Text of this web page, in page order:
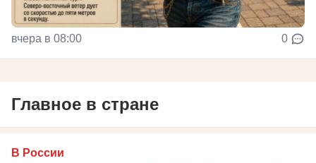
вчера в 08:00 0
Главное в стране
В России